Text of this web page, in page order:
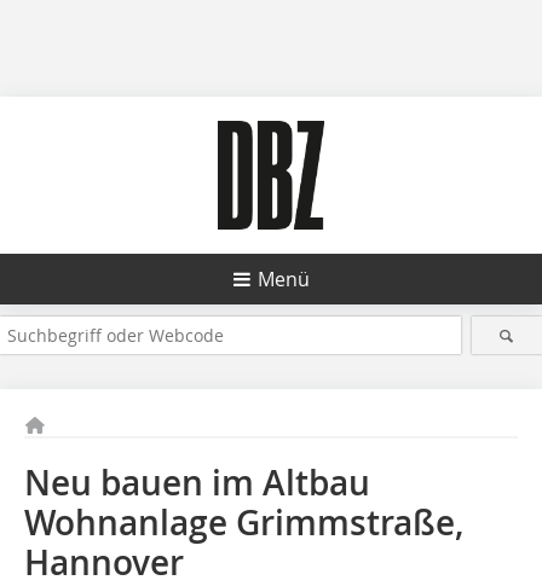
Menü
Neu bauen im Altbau
Wohnanlage Grimmstraße,
Hannover